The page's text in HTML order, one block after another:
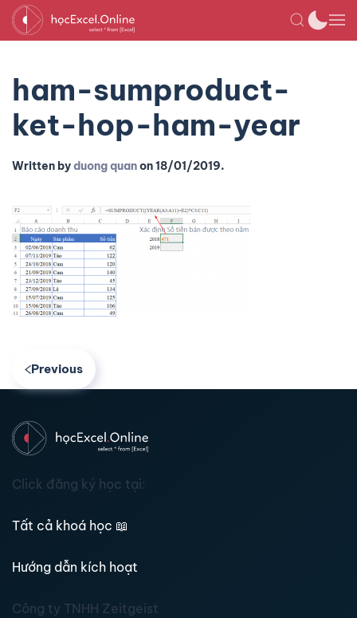
ham-sumproduct-
ket-hop-ham-year
Written byduong quanon18/01/2019.
Previous
Click đăng ký học tại:
Tất cả khoá học 📖
Hướng dẫn kích hoạt
Công ty TNHH Zeitgeist